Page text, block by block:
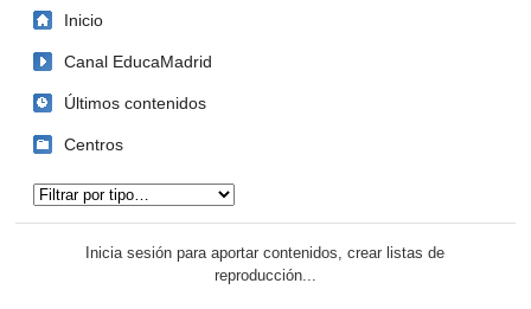
Inicio
Canal EducaMadrid
Últimos contenidos
Centros
Inicia sesión para aportar contenidos, crear listas de
reproducción...